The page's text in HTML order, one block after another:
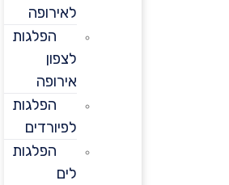
לאירופה
הפלגות
אירופה
הפלגות
לפיורדים
הפלגות